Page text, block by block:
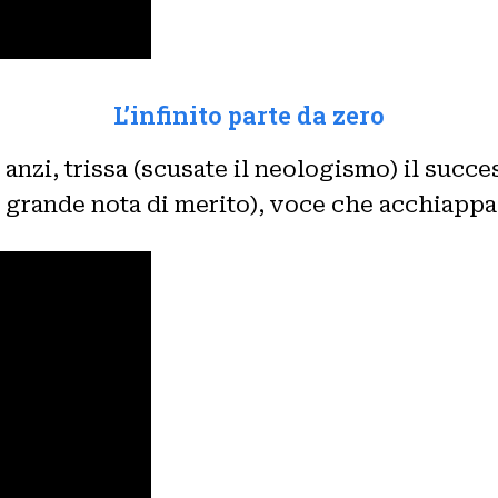
L’infinito parte da zero
anzi, trissa (scusate il neologismo) il
nota di merito), voce che